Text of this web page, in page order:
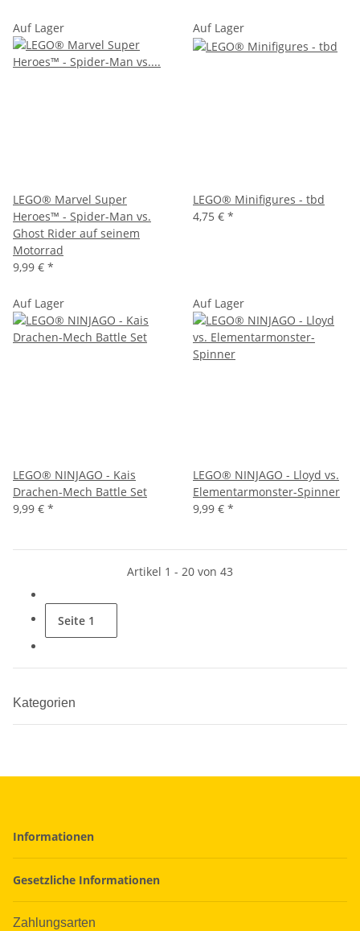
Auf Lager
LEGO® Marvel Super
Heroes™ - Spider-Man vs.
Ghost Rider auf seinem
Motorrad
9,99 € *
Auf Lager
LEGO® Minifigures - tbd
4,75 € *
Auf Lager
LEGO® NINJAGO - Kais
Drachen-Mech Battle Set
9,99 € *
Auf Lager
LEGO® NINJAGO - Lloyd vs.
Elementarmonster-Spinner
9,99 € *
Artikel 1 - 20 von 43
Seite 1
Kategorien
Informationen
Gesetzliche Informationen
Zahlungsarten